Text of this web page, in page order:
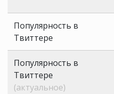
Популярность в
Твиттере
Популярность в
Твиттере
(актуальное)